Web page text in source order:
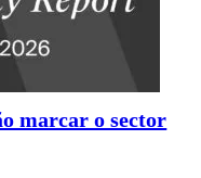
marcar o sector